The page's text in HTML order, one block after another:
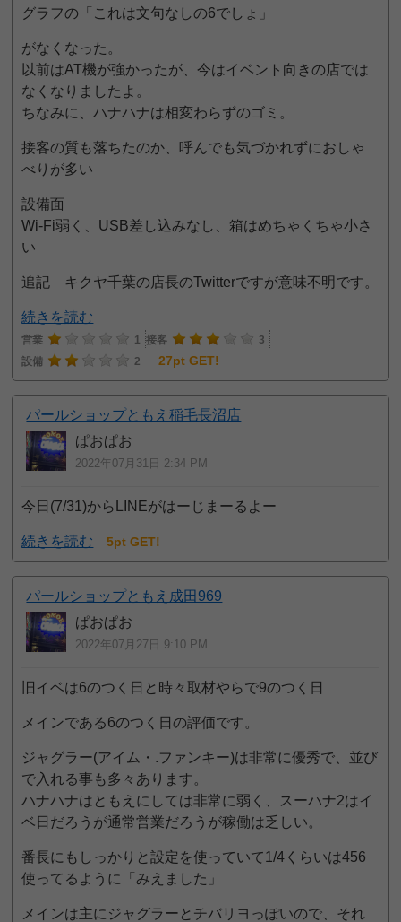
グラフの「これは文句なしの6でしょ」
がなくなった。
以前はAT機が強かったが、今はイベント向きの店では
なくなりましたよ。
ちなみに、ハナハナは相変わらずのゴミ。
接客の質も落ちたのか、呼んでも気づかれずにおしゃ
べりが多い
設備面
Wi-Fi弱く、USB差し込みなし、箱はめちゃくちゃ小さ
い
追記 キクヤ千葉の店長のTwitterですが意味不明です。
続きを読む
営業 1 接客
3
設備
2 27pt GET!
パールショップともえ稲毛長沼店
ぱおぱお
2022年07月31日 2:34 PM
今日(7/31)からLINEがはーじまーるよー
続きを読む 5pt GET!
パールショップともえ成田969
ぱおぱお
2022年07月27日 9:10 PM
旧イベは6のつく日と時々取材やらで9のつく日
メインである6のつく日の評価です。
ジャグラー(アイム・.ファンキー)は非常に優秀で、並び
で入れる事も多々あります。
ハナハナはともえにしては非常に弱く、スーハナ2はイ
ベ日だろうが通常営業だろうが稼働は乏しい。
番長にもしっかりと設定を使っていて1/4くらいは456
使ってるように「みえました」
メインは主にジャグラーとチバリヨっぽいので、それ